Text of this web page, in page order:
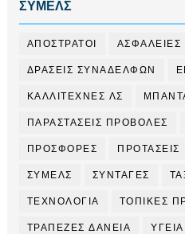
ΣΥΜΕΛΣ
ΑΠΟΣΤΡΑΤΟΙ ΑΣΦΑΛΕΙΕΣ
ΔΡΑΣΕΙΣ ΣΥΝΑΔΕΛΦΩΝ
ΚΑΛΛΙΤΕΧΝΕΣ ΛΣ
ΠΑΡΑΣΤΑΣΕΙΣ ΠΡΟΒΟΛΕΣ
ΠΡΟΣΦΟΡΕΣ ΠΡΟΤΑΣΕΙΣ
ΣΥΜΕΛΣ ΣΥΝΤΑΓΕΣ
ΤΕΧΝΟΛΟΓΙΑ ΤΟΠΙΚΕΣ
ΤΡΑΠΕΖΕΣ ΔΑΝΕΙΑ ΥΓΕΙΑ